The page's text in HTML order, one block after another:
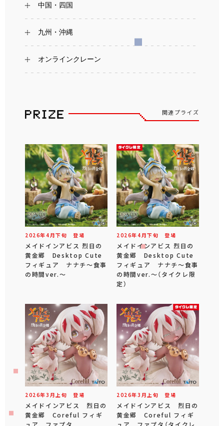
中国・四国
九州・沖縄
オンラインクレーン
関連プライズ
2026年4 月下旬 登場
メイドインアビス 烈日の
黄金郷 Desktop Cute
フィギュア ナナチ～食事
の時間ver.～
2026年4 月下旬 登場
メイドインアビス 烈日の
黄金郷 Desktop Cute
フィギュア ナナチ～食事
の時間ver.～（タイクレ限
定）
2026年3 月 上旬 登場
メイドインアビス 烈日の
黄金郷 Coreful フィギ
2026年3 月 上旬 登場
メイドインアビス 烈日の
黄金郷 Coreful フィギ